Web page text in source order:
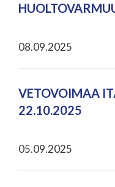
08.09.2025
VETOVOIMAA
22.10.2025
05.09.2025